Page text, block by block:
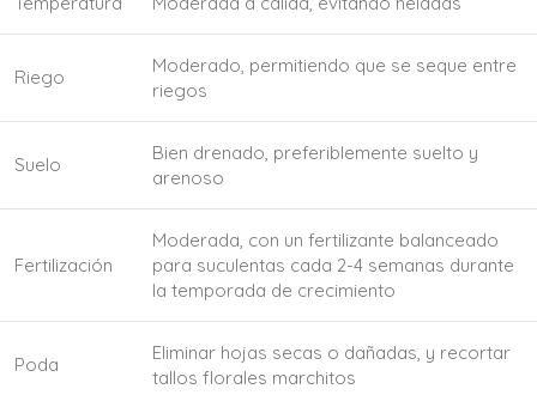
Riego
Moderado, permitiendo que se seque entre
riegos
Suelo
Bien drenado, preferiblemente suelto y
arenoso
Fertilización
Moderada, con un fertilizante balanceado
para suculentas cada 2-4 semanas durante
la temporada de crecimiento
Poda
Eliminar hojas secas o dañadas, y recortar
tallos florales marchitos